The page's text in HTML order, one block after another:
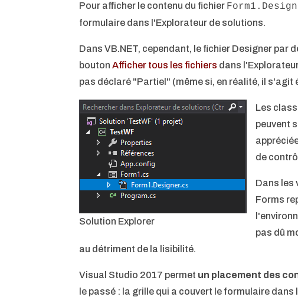
Pour afficher le contenu du fichier
formulaire dans l'Explorateur de solutions.
Dans VB.NET, cependant, le fichier Designer par
boutonAfficher tous les fichiers dans
pas déclaré "Partiel" (même si, en réalité, il
Solution Explorer
Les
peuvent
de
Dans les
Forms
pas dû
au détriment de la lisibilité.
Visual Studio 2017 permet un placement des
le passé : la grille qui a couvert le formulaire